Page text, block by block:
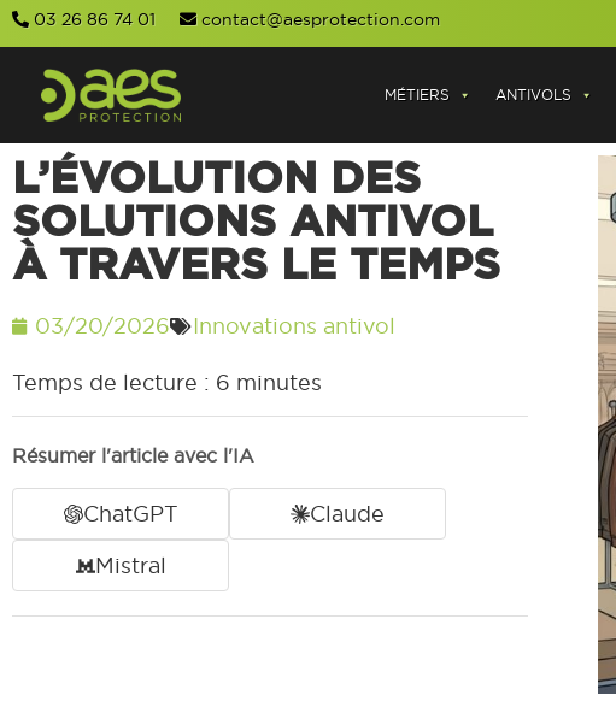
03 26 86 74 01 contact@aesprotection.com
MÉTIERS ANTIVOLS
L’ÉVOLUTION DES
SOLUTIONS ANTIVOL
À TRAVERS LE TEMPS
03/20/2026 Innovations antivol
Temps de lecture : 6 minutes
Résumer l'article avec l'IA
ChatGPT
Claude
Mistral